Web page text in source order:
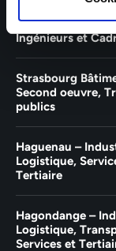
Tertiaire,
Ingénieurs et
Strasbourg
Second oeuvre,
publics
Haguenau –
Logistique,
Tertiaire
Hagondange –
Logistique,
Services et